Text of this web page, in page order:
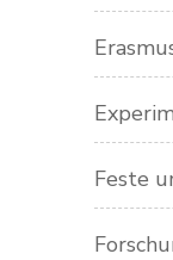
Feste